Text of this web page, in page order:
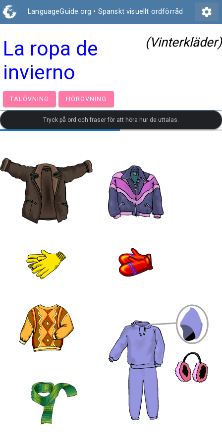
LanguageGuide.org • Spanskt visuellt ordförråd settings
La ropa de
invierno
(Vinterkläder)
TALÖVNING HÖRÖVNING
Tryck på ord och fraser för att höra hur de uttalas.